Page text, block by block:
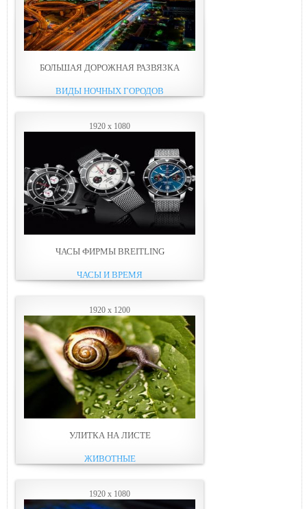
БОЛЬШАЯ ДОРОЖНАЯ РАЗВЯЗКА
ВИДЫ НОЧНЫХ ГОРОДОВ
1920 x 1080
ЧАСЫ ФИРМЫ BREITLING
ЧАСЫ И ВРЕМЯ
1920 x 1200
УЛИТКА НА ЛИСТЕ
ЖИВОТНЫЕ
1920 x 1080